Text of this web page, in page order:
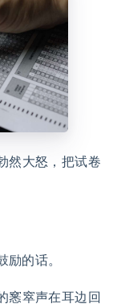
然大怒，把试卷
的话。
窸窣声在耳边回